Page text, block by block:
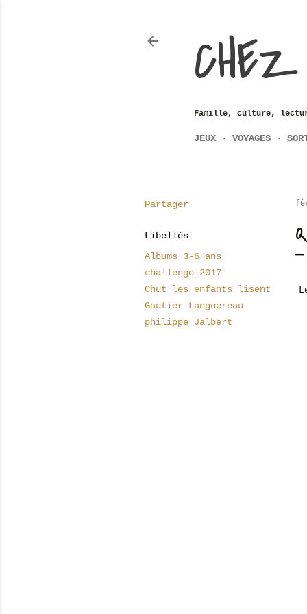
Famille, culture,
JEUX VOYAGES
Partager
Libellés
Albums 3-6 ans
challenge 2017
Chut les enfants lisent
Gautier Languereau
philippe Jalbert